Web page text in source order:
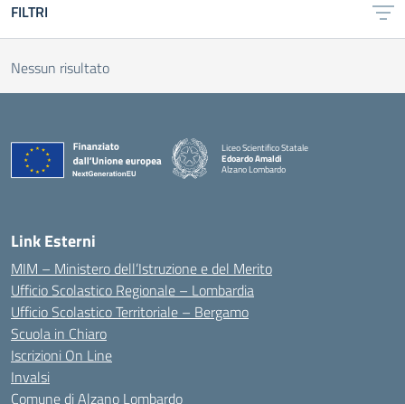
FILTRI
Nessun risultato
Liceo Scientifico Statale
Edoardo Amaldi
Alzano Lombardo
Link Esterni
MIM – Ministero dell’Istruzione e del Merito
Ufficio Scolastico Regionale – Lombardia
Ufficio Scolastico Territoriale – Bergamo
Scuola in Chiaro
Iscrizioni On Line
Invalsi
Comune di Alzano Lombardo